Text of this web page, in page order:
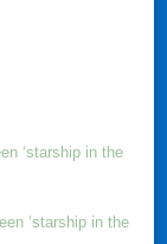
‘starship in the
‘starship in the